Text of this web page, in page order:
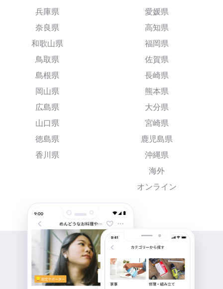
兵庫県
奈良県
和歌山県
鳥取県
島根県
岡山県
広島県
山口県
徳島県
香川県
愛媛県
高知県
福岡県
佐賀県
長崎県
熊本県
大分県
宮崎県
鹿児島県
沖縄県
海外
オンライン